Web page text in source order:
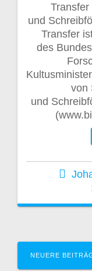
und
Transfer
des
von
und
BNEUERE